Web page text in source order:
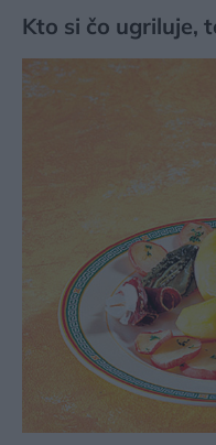
Kto si čo ugriluje,